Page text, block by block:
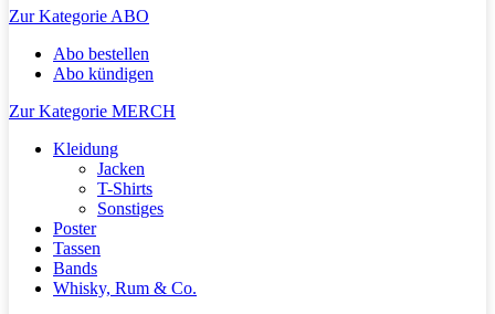
Zur Kategorie ABO
Abo bestellen
Abo kündigen
Zur Kategorie MERCH
Kleidung
Jacken
T-Shirts
Sonstiges
Poster
Tassen
Bands
Whisky, Rum & Co.